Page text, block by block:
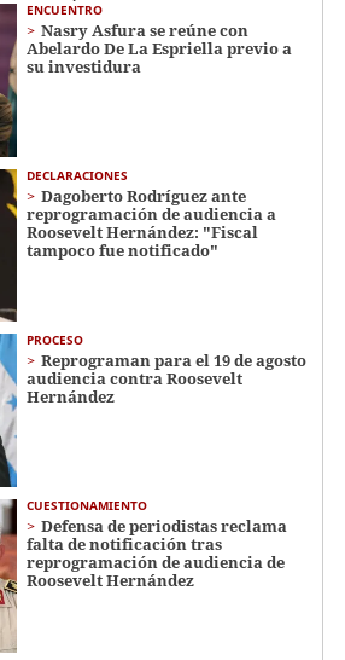
ENCUENTRO
Nasry Asfura se reúne con
Abelardo De La Espriella previo a
su investidura
DECLARACIONES
Dagoberto Rodríguez ante
reprogramación de audiencia a
Roosevelt Hernández: "Fiscal
tampoco fue notificado"
PROCESO
Reprograman para el 19 de agosto
audiencia contra Roosevelt
Hernández
CUESTIONAMIENTO
Defensa de periodistas reclama
falta de notificación tras
reprogramación de audiencia de
Roosevelt Hernández